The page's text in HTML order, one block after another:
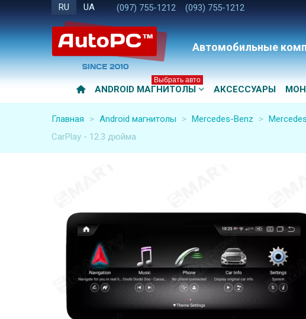
RU UA (097) 755-1212 (093) 755-1212
Автомобильные
ANDROID МАГНИТОЛЫ
Выбрать авто
АКСЕССУАРЫ
Главная > Android магнитолы > Mercedes-Benz >
CarPlay - 12.3 дюйма